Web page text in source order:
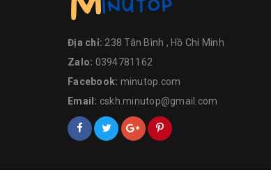
Địa chỉ: 238 Tân Bình , Hồ Chí Minh
Zalo: 0394781162
Facebook: minutop.com
Email: cskh.minutop@gmail.com